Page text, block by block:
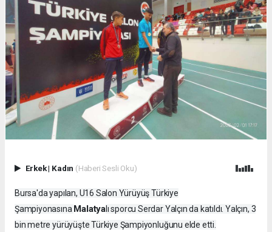
Erkek| Kadın (Haberi Sesli Oku)
Bursa'da yapılan, U16 Salon Yürüyüş Türkiye
Şampiyonasına Malatyalı sporcu Serdar Yalçın da katıldı. Yalçın, 3
bin metre yürüyüşte Türkiye Şampiyonluğunu elde etti.